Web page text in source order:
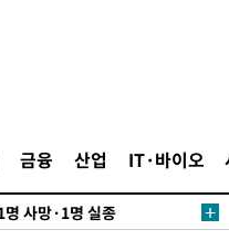
금융 산업 IT·바이오
3000명 돌파
기고 담벼락 붕괴
새 만에 숨진 채 발견
사망·1명 실종